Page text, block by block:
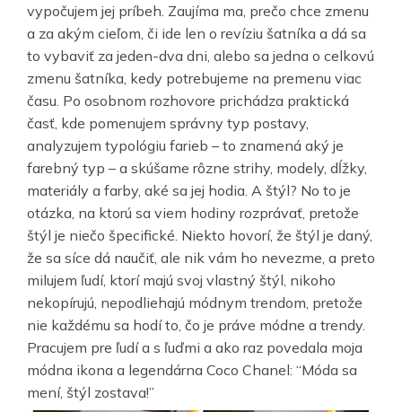
vypočujem jej príbeh. Zaujíma ma, prečo chce zmenu
a za akým cieľom, či ide len o revíziu šatníka a dá sa
to vybaviť za jeden-dva dni, alebo sa jedna o celkovú
zmenu šatníka, kedy potrebujeme na premenu viac
času. Po osobnom rozhovore prichádza praktická
časť, kde pomenujem správny typ postavy,
analyzujem typológiu farieb – to znamená aký je
farebný typ – a skúšame rôzne strihy, modely, dĺžky,
materiály a farby, aké sa jej hodia. A štýl? No to je
otázka, na ktorú sa viem hodiny rozprávať, pretože
štýl je niečo špecifické. Niekto hovorí, že štýl je daný,
že sa síce dá naučiť, ale nik vám ho nevezme, a preto
milujem ľudí, ktorí majú svoj vlastný štýl, nikoho
nekopírujú, nepodliehajú módnym trendom, pretože
nie každému sa hodí to, čo je práve módne a trendy.
Pracujem pre ľudí a s ľuďmi a ako raz povedala moja
módna ikona a legendárna Coco Chanel: “Móda sa
mení, štýl zostava!”